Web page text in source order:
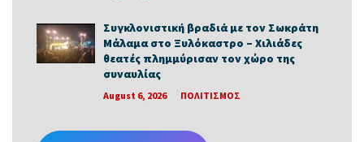
Συγκλονιστική βραδιά με τον Σωκράτη
Μάλαμα στο Ξυλόκαστρο – Χιλιάδες
θεατές πλημμύρισαν τον χώρο της
συναυλίας
August 6, 2026 ΠΟΛΙΤΙΣΜΟΣ